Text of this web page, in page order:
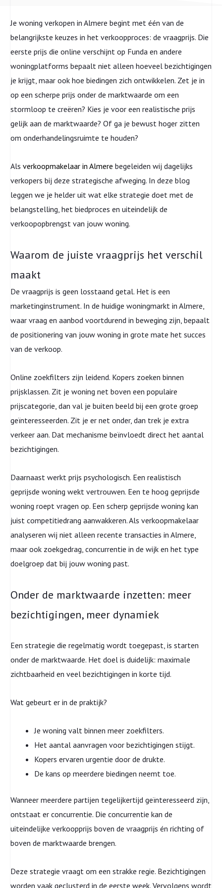
Je woning verkopen in Almere begint met één van de
belangrijkste keuzes in het verkoopproces: de vraagprijs. Die
eerste prijs die online verschijnt op Funda en andere
woningplatforms bepaalt niet alleen hoeveel bezichtigingen
je krijgt, maar ook hoe biedingen zich ontwikkelen. Zet je in
op een scherpe prijs onder de marktwaarde om een
stormloop te creëren? Kies je voor een realistische prijs
gelijk aan de marktwaarde? Of ga je bewust hoger zitten
om onderhandelingsruimte te houden?
Als verkoopmakelaar in Almere begeleiden wij dagelijks
verkopers bij deze strategische afweging. In deze blog
leggen we je helder uit wat elke strategie doet met de
belangstelling, het biedproces en uiteindelijk de
verkoopopbrengst van jouw woning.
Waarom de juiste vraagprijs het verschil
maakt
De vraagprijs is geen losstaand getal. Het is een
marketinginstrument. In de huidige woningmarkt in Almere,
waar vraag en aanbod voortdurend in beweging zijn, bepaalt
de positionering van jouw woning in grote mate het succes
van de verkoop.
Online zoekfilters zijn leidend. Kopers zoeken binnen
prijsklassen. Zit je woning net boven een populaire
prijscategorie, dan val je buiten beeld bij een grote groep
geïnteresseerden. Zit je er net onder, dan trek je extra
verkeer aan. Dat mechanisme beïnvloedt direct het aantal
bezichtigingen.
Daarnaast werkt prijs psychologisch. Een realistisch
geprijsde woning wekt vertrouwen. Een te hoog geprijsde
woning roept vragen op. Een scherp geprijsde woning kan
juist competitiedrang aanwakkeren. Als verkoopmakelaar
analyseren wij niet alleen recente transacties in Almere,
maar ook zoekgedrag, concurrentie in de wijk en het type
doelgroep dat bij jouw woning past.
Onder de marktwaarde inzetten: meer
bezichtigingen, meer dynamiek
Een strategie die regelmatig wordt toegepast, is starten
onder de marktwaarde. Het doel is duidelijk: maximale
zichtbaarheid en veel bezichtigingen in korte tijd.
Wat gebeurt er in de praktijk?
Je woning valt binnen meer zoekfilters.
Het aantal aanvragen voor bezichtigingen stijgt.
Kopers ervaren urgentie door de drukte.
De kans op meerdere biedingen neemt toe.
Wanneer meerdere partijen tegelijkertijd geïnteresseerd zijn,
ontstaat er concurrentie. Die concurrentie kan de
uiteindelijke verkoopprijs boven de vraagprijs én richting of
boven de marktwaarde brengen.
Deze strategie vraagt om een strakke regie. Bezichtigingen
worden vaak geclusterd in de eerste week. Vervolgens wordt